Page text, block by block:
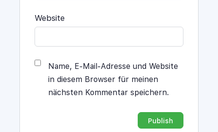
Website
Name, E-Mail-Adresse und Website
in diesem Browser für meinen
nächsten Kommentar speichern.